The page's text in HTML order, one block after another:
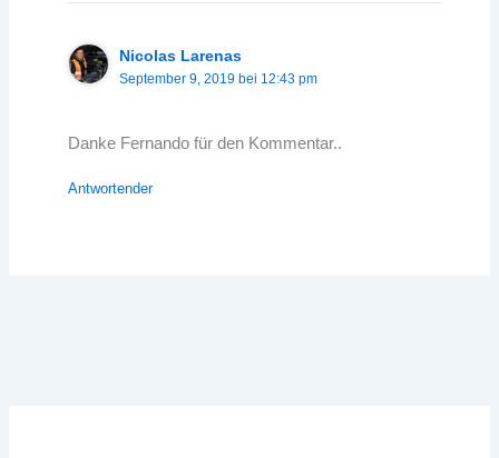
Nicolas Larenas
September 9, 2019 bei 12:43 pm
Danke Fernando für den Kommentar..
Antwortender